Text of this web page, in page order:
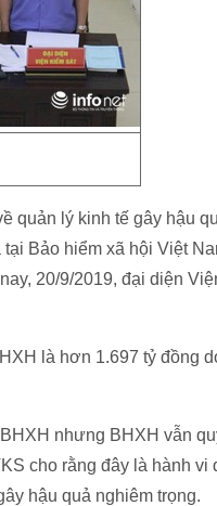
quản lý kinh tế gây hậu
tại Bảo hiểm xã hội Việt
20/9/2019, đại diện
là hơn 1.697 tỷ đồng do
nhưng BHXH vẫn
cho rằng đây là hành vi
hậu quả nghiêm trọng.